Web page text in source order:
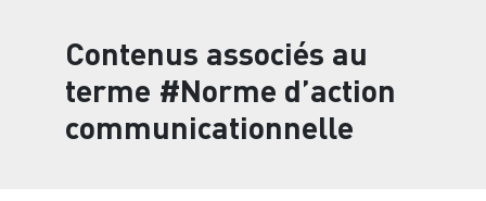
Contenus associés au
terme #Norme d’action
communicationnelle